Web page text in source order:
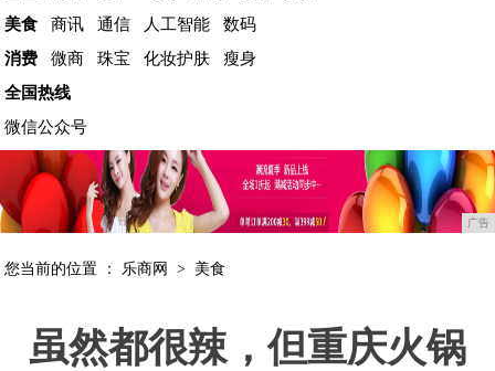
美食
商讯 通信 人工智能
数码
消费
微商 珠宝 化妆护肤
瘦身
全国热线
微信公众号
广告
您当前的位置 ： 乐商网 > 美食
虽然都很辣，但重庆火锅